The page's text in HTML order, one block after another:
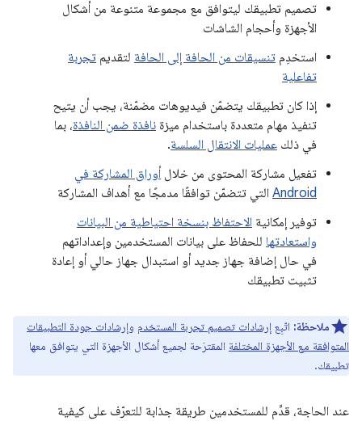
تصميم تطبيقك ليتوافق مع مجموعة متنوعة من أشكال
الأجهزة وأحجام الشاشات
استخدِم تنسيقات من الحافة إلى الحافة لتقديم تجربة
تفاعلية
إذا كان تطبيقك يتضمّن فيديوهات مضمّنة، يجب أن يتيح
تنفيذ مهام متعددة باستخدام ميزة نافذة ضمن النافذة، بما
في ذلك عمليات الانتقال السلسة.
تفعيل مشاركة المحتوى من خلال أوراق المشاركة في
Android التي تتضمّن توافقًا مدمجًا مع أهداف المشاركة
توفير إمكانية الاحتفاظ بنسخة احتياطية من البيانات
واستعادتها للحفاظ على بيانات المستخدمين وإعداداتهم
في حال إضافة جهاز جديد أو استبدال جهاز حالي أو إعادة
تثبيت تطبيقك
ملاحظة: اتّبِع إرشادات تصميم تجربة المستخدم وإرشادات جودة التطبيقات
المتوافقة مع الأجهزة المختلفة المقترَحة لجميع أشكال الأجهزة التي يتوافق معها
تطبيقك.
عند الحاجة، قدِّم للمستخدمين طريقة جذابة للتعرّف على كيفية